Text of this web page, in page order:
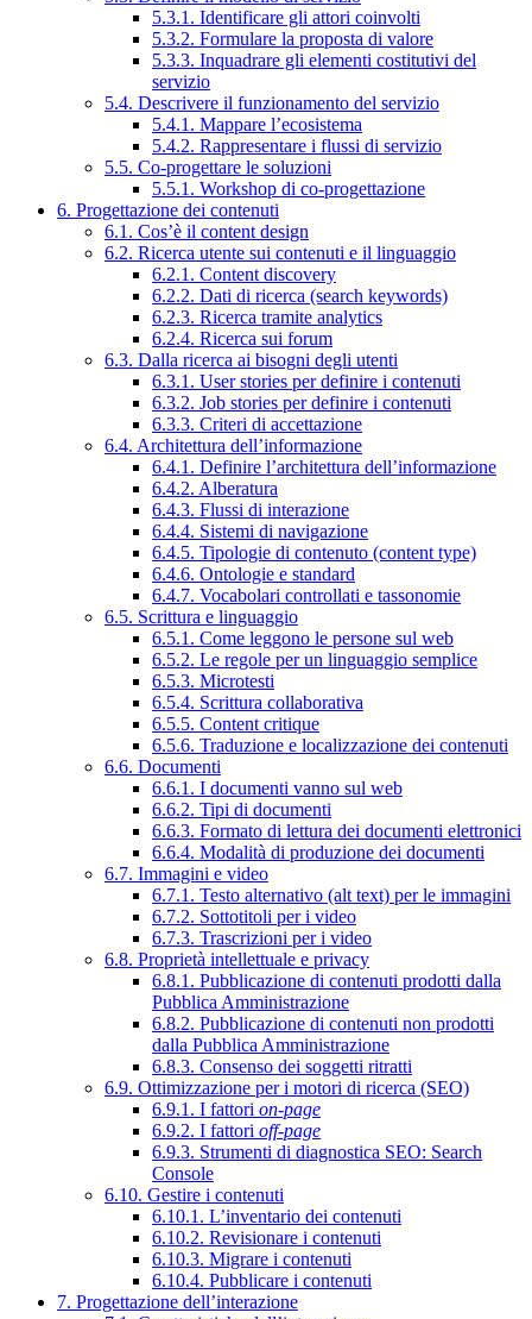
5.3.1. Identificare gli attori coinvolti
5.3.2. Formulare la proposta di valore
5.3.3. Inquadrare gli elementi costitutivi del
servizio
5.4. Descrivere il funzionamento del servizio
5.4.1. Mappare l’ecosistema
5.4.2. Rappresentare i flussi di servizio
5.5. Co-progettare le soluzioni
5.5.1. Workshop di co-progettazione
6. Progettazione dei contenuti
6.1. Cos’è il content design
6.2. Ricerca utente sui contenuti e il linguaggio
6.2.1. Content discovery
6.2.2. Dati di ricerca (search keywords)
6.2.3. Ricerca tramite analytics
6.2.4. Ricerca sui forum
6.3. Dalla ricerca ai bisogni degli utenti
6.3.1. User stories per definire i contenuti
6.3.2. Job stories per definire i contenuti
6.3.3. Criteri di accettazione
6.4. Architettura dell’informazione
6.4.1. Definire l’architettura dell’informazione
6.4.2. Alberatura
6.4.3. Flussi di interazione
6.4.4. Sistemi di navigazione
6.4.5. Tipologie di contenuto (content type)
6.4.6. Ontologie e standard
6.4.7. Vocabolari controllati e tassonomie
6.5. Scrittura e linguaggio
6.5.1. Come leggono le persone sul web
6.5.2. Le regole per un linguaggio semplice
6.5.3. Microtesti
6.5.4. Scrittura collaborativa
6.5.5. Content critique
6.5.6. Traduzione e localizzazione dei contenuti
6.6. Documenti
6.6.1. I documenti vanno sul web
6.6.2. Tipi di documenti
6.6.3. Formato di lettura dei documenti elettronici
6.6.4. Modalità di produzione dei documenti
6.7. Immagini e video
6.7.1. Testo alternativo (alt text) per le immagini
6.7.2. Sottotitoli per i video
6.7.3. Trascrizioni per i video
6.8. Proprietà intellettuale e privacy
6.8.1. Pubblicazione di contenuti prodotti dalla
Pubblica Amministrazione
6.8.2. Pubblicazione di contenuti non prodotti
dalla Pubblica Amministrazione
6.8.3. Consenso dei soggetti ritratti
6.9. Ottimizzazione per i motori di ricerca (SEO)
6.9.1. I fattori on-page
6.9.2. I fattori off-page
6.9.3. Strumenti di diagnostica SEO: Search
Console
6.10. Gestire i contenuti
6.10.1. L’inventario dei contenuti
6.10.2. Revisionare i contenuti
6.10.3. Migrare i contenuti
6.10.4. Pubblicare i contenuti
7. Progettazione dell’interazione